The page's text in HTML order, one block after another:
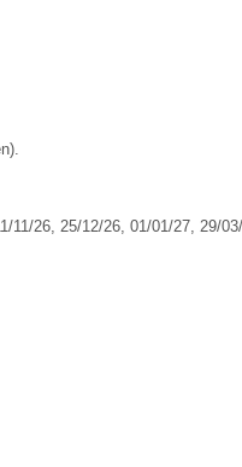
26, 25/12/26, 01/01/27, 29/03/